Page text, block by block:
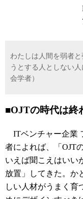
わたしは人間を弱者
うとする人としない
会学者）
■OJTの時代は終
ITベンチャー企業
者によれば、「OJT
いえば聞こえはいい
放置」してきた。か
しい人材がうまく育